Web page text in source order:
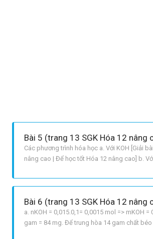
Bài 5 (trang 13 SGK Hóa 12 nâng
Các phương trình hóa học a. Với KOH [Giải
nâng cao | Để học tốt Hóa 12 nâng cao] b.
dư [Giải bài tập Hóa 12 nâng cao | Để học
Bài 6 (trang 13 SGK Hóa 12 nâng
a. nKOH = 0,015.0,1= 0,0015 mol => mKOH =
gam = 84 mg. Để trung hòa 14 gam chất béo